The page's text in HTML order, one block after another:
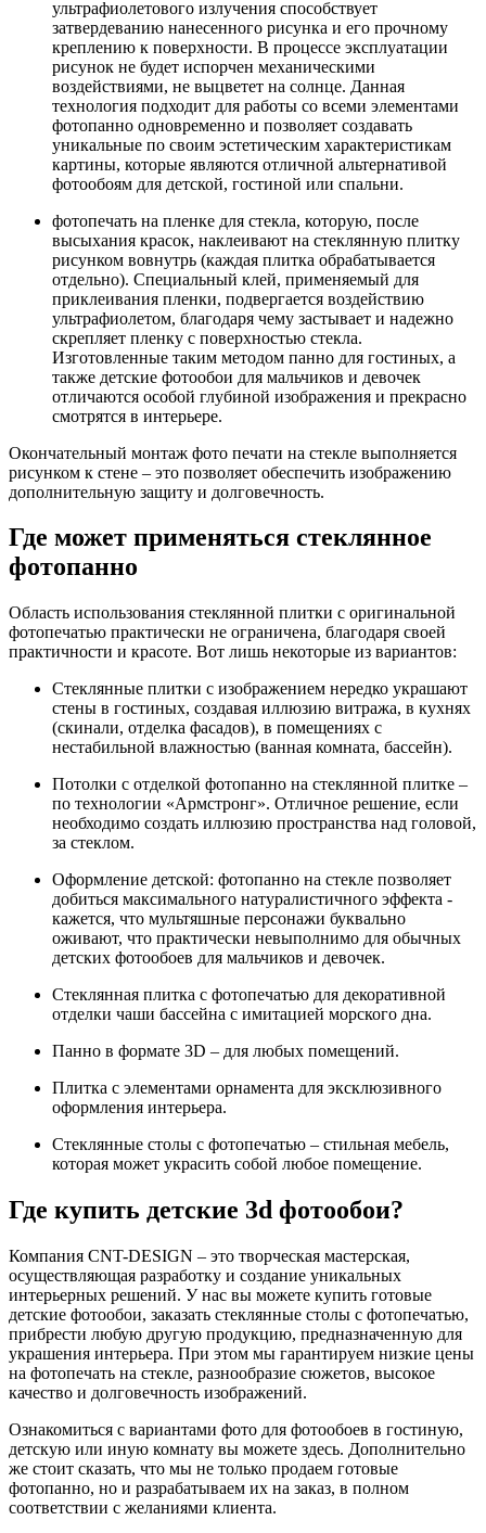
ультрафиолетового излучения способствует
затвердеванию нанесенного рисунка и его прочному
креплению к поверхности. В процессе эксплуатации
рисунок не будет испорчен механическими
воздействиями, не выцветет на солнце. Данная
технология подходит для работы со всеми элементами
фотопанно одновременно и позволяет создавать
уникальные по своим эстетическим характеристикам
картины, которые являются отличной альтернативой
фотообоям для детской, гостиной или спальни.
фотопечать на пленке для стекла, которую, после
высыхания красок, наклеивают на стеклянную плитку
рисунком вовнутрь (каждая плитка обрабатывается
отдельно). Специальный клей, применяемый для
приклеивания пленки, подвергается воздействию
ультрафиолетом, благодаря чему застывает и надежно
скрепляет пленку с поверхностью стекла.
Изготовленные таким методом панно для гостиных, а
также детские фотообои для мальчиков и девочек
отличаются особой глубиной изображения и прекрасно
смотрятся в интерьере.
Окончательный монтаж фото печати на стекле выполняется
рисунком к стене – это позволяет обеспечить изображению
дополнительную защиту и долговечность.
Где может применяться стеклянное
фотопанно
Область использования стеклянной плитки с оригинальной
фотопечатью практически не ограничена, благодаря своей
практичности и красоте. Вот лишь некоторые из вариантов:
Стеклянные плитки с изображением нередко украшают
стены в гостиных, создавая иллюзию витража, в кухнях
(скинали, отделка фасадов), в помещениях с
нестабильной влажностью (ванная комната, бассейн).
Потолки с отделкой фотопанно на стеклянной плитке –
по технологии «Армстронг». Отличное решение, если
необходимо создать иллюзию пространства над головой,
за стеклом.
Оформление детской: фотопанно на стекле позволяет
добиться максимального натуралистичного эффекта -
кажется, что мультяшные персонажи буквально
оживают, что практически невыполнимо для обычных
детских фотообоев для мальчиков и девочек.
Стеклянная плитка с фотопечатью для декоративной
отделки чаши бассейна с имитацией морского дна.
Панно в формате 3D – для любых помещений.
Плитка с элементами орнамента для эксклюзивного
оформления интерьера.
Стеклянные столы с фотопечатью – стильная мебель,
которая может украсить собой любое помещение.
Где купить детские 3d фотообои?
Компания CNT-DESIGN – это творческая мастерская,
осуществляющая разработку и создание уникальных
интерьерных решений. У нас вы можете купить готовые
детские фотообои, заказать стеклянные столы с фотопечатью,
прибрести любую другую продукцию, предназначенную для
украшения интерьера. При этом мы гарантируем низкие цены
на фотопечать на стекле, разнообразие сюжетов, высокое
качество и долговечность изображений.
Ознакомиться с вариантами фото для фотообоев в гостиную,
детскую или иную комнату вы можете здесь. Дополнительно
же стоит сказать, что мы не только продаем готовые
фотопанно, но и разрабатываем их на заказ, в полном
соответствии с желаниями клиента.